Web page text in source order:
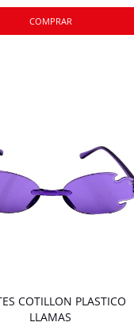
COTILLON PLASTICO
LLAMAS